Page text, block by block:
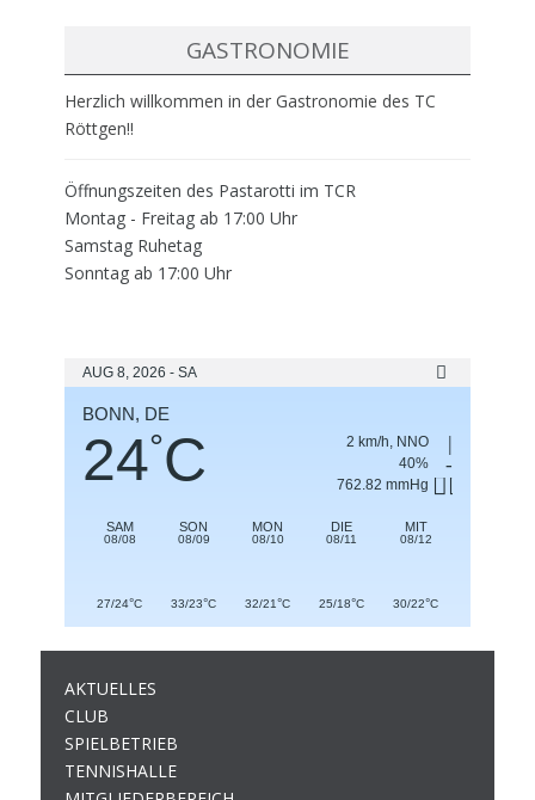
GASTRONOMIE
Herzlich willkommen in der Gastronomie des TC
Röttgen!!
Öffnungszeiten des Pastarotti im TCR
Montag - Freitag ab 17:00 Uhr
Samstag Ruhetag
Sonntag ab 17:00 Uhr
AUG 8, 2026 - SA
BONN, DE
24°C
2 km/h, NNO
40%
762.82 mmHg
SAM
08/08
SON
08/09
MON
08/10
DIE
08/11
MIT
08/12
27/24°C 33/23°C 32/21°C 25/18°C 30/22°C
AKTUELLES
CLUB
SPIELBETRIEB
TENNISHALLE